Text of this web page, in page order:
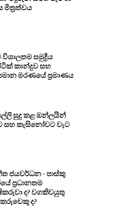
මිත්‍රත්වය
සමුද්‍රීය
කාන්දුව සහ
මරණයේ ප්‍රමාණය
සුදු කළ ඔන්ලයින්
සහ කැසිනෝවට වැට
ජයවර්ධන - පාස්කු
ප්‍රධානතම
ද? වගකිවයුතු
ද?